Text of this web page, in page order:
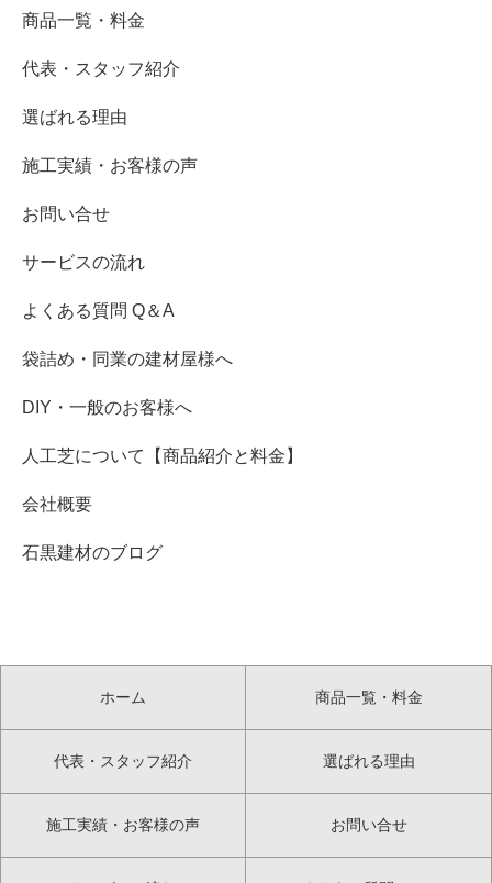
商品一覧・料金
代表・スタッフ紹介
選ばれる理由
施工実績・お客様の声
お問い合せ
サービスの流れ
よくある質問 Q＆A
袋詰め・同業の建材屋様へ
DIY・一般のお客様へ
人工芝について【商品紹介と料金】
会社概要
石黒建材のブログ
ホーム 商品一覧・料金
代表・スタッフ紹介 選ばれる理由
施工実績・お客様の声 お問い合せ